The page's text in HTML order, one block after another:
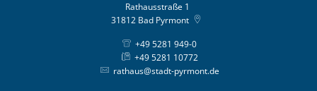
Rathausstraße 1
31812 Bad Pyrmont
+49 5281 949-0
+49 5281 10772
rathaus@stadt-pyrmont.de